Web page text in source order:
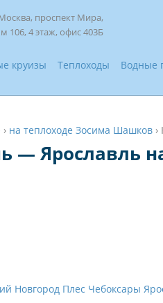
проспект Мира,
106, 4 этаж, офис 403Б
круизы Теплоходы Водные
› на теплоходе Зосима Шашков ›
— Ярославль
Новгород Плес Чебоксары